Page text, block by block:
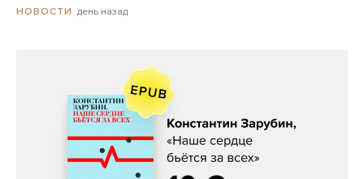
НОВОСТИ день назад